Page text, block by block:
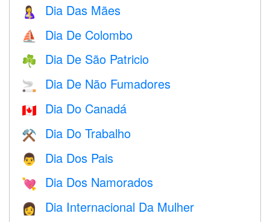
🤱 Dia Das Mães
⛵️ Dia De Colombo
☘️ Dia De São Patricio
🚬 Dia De Não Fumadores
🇨🇦 Dia Do Canadá
⚒️ Dia Do Trabalho
👨 Dia Dos Pais
💘 Dia Dos Namorados
👩 Dia Internacional Da Mulher